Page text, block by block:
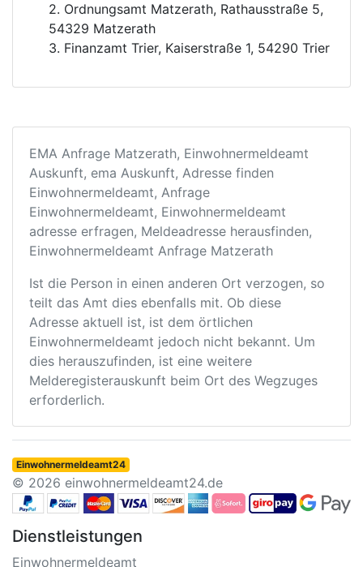
2. Ordnungsamt Matzerath, Rathausstraße 5,
54329 Matzerath
3. Finanzamt Trier, Kaiserstraße 1, 54290 Trier
EMA Anfrage Matzerath, Einwohnermeldeamt
Auskunft, ema Auskunft, Adresse finden
Einwohnermeldeamt, Anfrage
Einwohnermeldeamt, Einwohnermeldeamt
adresse erfragen, Meldeadresse herausfinden,
Einwohnermeldeamt Anfrage Matzerath
Ist die Person in einen anderen Ort verzogen, so
teilt das Amt dies ebenfalls mit. Ob diese
Adresse aktuell ist, ist dem örtlichen
Einwohnermeldeamt jedoch nicht bekannt. Um
dies herauszufinden, ist eine weitere
Melderegisterauskunft beim Ort des Wegzuges
erforderlich.
Einwohnermeldeamt24
© 2026 einwohnermeldeamt24.de
Dienstleistungen
Einwohnermeldeamt